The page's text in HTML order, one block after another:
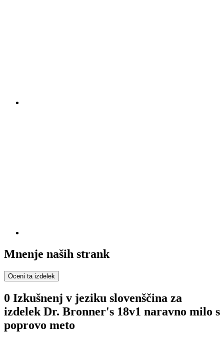
Mnenje naših strank
Oceni ta izdelek
0 Izkušnenj v jeziku slovenščina za
izdelek Dr. Bronner's 18v1 naravno milo s
poprovo meto